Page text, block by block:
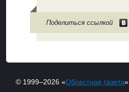
Поделиться ссылкой
© 1999–2026 «Областная газета»